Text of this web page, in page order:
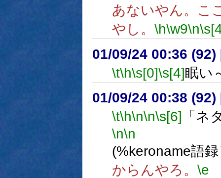
あないやん。こ
やし。 \h\w9\n
01/09/24 00:36 (92)
\t\h\s[0]\s[4]眠い
01/09/24 00:38 (92)
\t\h\n\n\s[6] 「ネ
\n\n
(%keroname語
からんやろ。 \e